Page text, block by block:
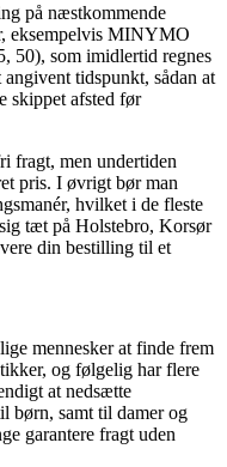
på næstkommende
eksempelvis MINYMO
50), som imidlertid regnes
tidspunkt, sådan at
skippet afsted før
fragt, men undertiden
pris. I øvrigt bør man
hvilket i de fleste
tæt på Holstebro, Korsør
din bestilling til et
mennesker at finde frem
og følgelig har flere
at nedsætte
børn, samt til damer og
garantere fragt uden